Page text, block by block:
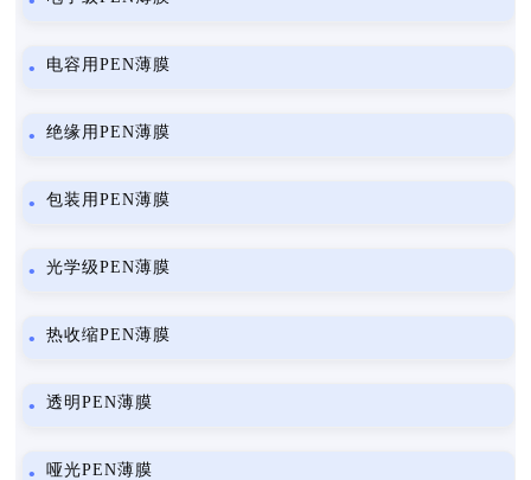
电容用PEN薄膜
绝缘用PEN薄膜
包装用PEN薄膜
光学级PEN薄膜
热收缩PEN薄膜
透明PEN薄膜
哑光PEN薄膜